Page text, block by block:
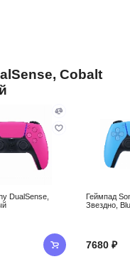
Cobalt
DualSense,
Геймпад
Звездно,
7680 ₽